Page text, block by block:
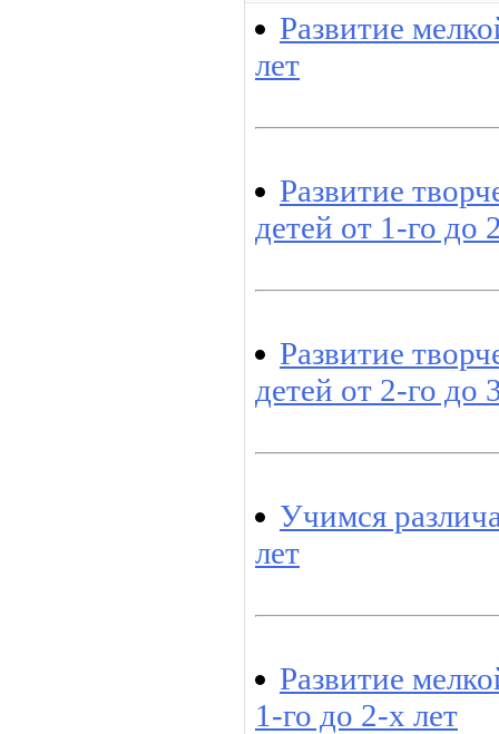
Развитие
лет
Развитие
детей от 1-го до
Развитие
детей от 2-го до
Учимся
лет
Развитие
1-го до 2-х лет